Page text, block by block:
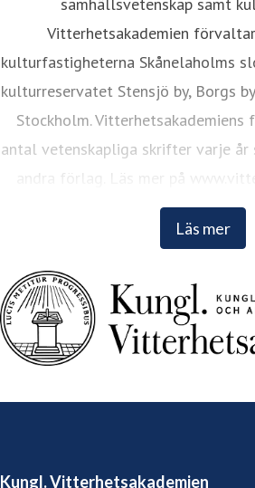
Läs mer
samhällsvetenskap samt
Vitterhetsakademien
kulturfastigheterna Skånelaholms
kulturreservatet Stensjö by, Borgs
Stockholm.
antal vetenskapliga skrifter varje år
andra förlag. Läs mer på
Kungl. Vitterhetsakademien